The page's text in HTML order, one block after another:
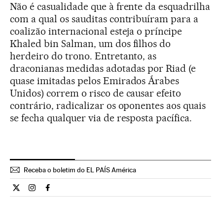
Não é casualidade que à frente da esquadrilha
com a qual os sauditas contribuíram para a
coalizão internacional esteja o príncipe
Khaled bin Salman, um dos filhos do
herdeiro do trono. Entretanto, as
draconianas medidas adotadas por Riad (e
quase imitadas pelos Emirados Árabes
Unidos) correm o risco de causar efeito
contrário, radicalizar os oponentes aos quais
se fecha qualquer via de resposta pacífica.
Receba o boletim do EL PAÍS América
Internacional El País Brasil en Twitter
Internacional El País Brasil en Instagram
Internacional El País Brasil en Facebook